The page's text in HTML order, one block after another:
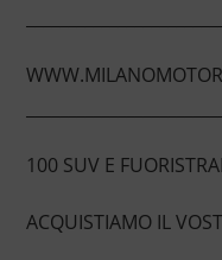
100 SUV E
ACQUISTIAMO IL